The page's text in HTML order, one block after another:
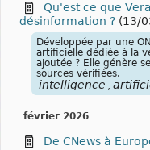
Qu'est ce que
désinformation ? (13/
Développée par une
artificielle dédiée à la
ajoutée ? Elle génère
sources vérifiées.
intelligence ,
février 2026
De CNews à